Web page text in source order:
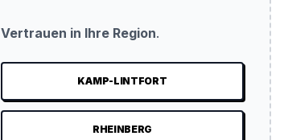
Vertrauen in Ihre Region.
KAMP-LINTFORT
RHEINBERG